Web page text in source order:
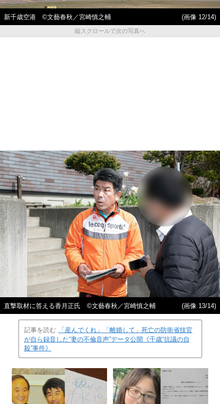
新千歳空港 ©文藝春秋／宮崎慎之輔
(画像 12/14)
縦スクロールで次の写真へ
直撃取材に答える香月正氏 ©文藝春秋／宮崎慎之輔 (画像 13/14)
記事を読む
「産んでくれ」「離婚して」死亡の防衛省技官
が自ら録音した“妻の不倫音声”データ公開《千歳“抗議の自
殺”事件》